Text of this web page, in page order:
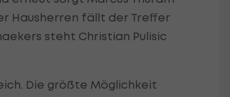
Hausherren fällt der Treffer
steht Christian Pulisic
Die größte Möglichkeit